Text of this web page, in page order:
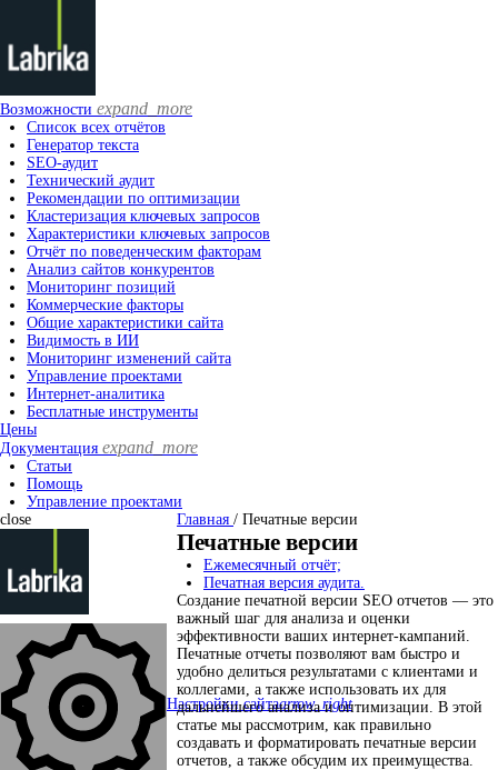
Возможности expand_more
Список всех отчётов
Генератор текста
SEO-аудит
Технический аудит
Рекомендации по оптимизации
Кластеризация ключевых запросов
Характеристики ключевых запросов
Отчёт по поведенческим факторам
Анализ сайтов конкурентов
Мониторинг позиций
Коммерческие факторы
Общие характеристики сайта
Видимость в ИИ
Мониторинг изменений сайта
Управление проектами
Интернет-аналитика
Бесплатные инструменты
Цены
Документация expand_more
Статьи
Помощь
Управление проектами
close
Настройки сайтаarrow_right
Главная / Печатные версии
Печатные версии
Ежемесячный отчёт;
Печатная версия аудита.
Создание печатной версии SEO отчетов — это
важный шаг для анализа и оценки
эффективности ваших интернет-кампаний.
Печатные отчеты позволяют вам быстро и
удобно делиться результатами с клиентами и
коллегами, а также использовать их для
дальнейшего анализа и оптимизации. В этой
статье мы рассмотрим, как правильно
создавать и форматировать печатные версии
отчетов, а также обсудим их преимущества.